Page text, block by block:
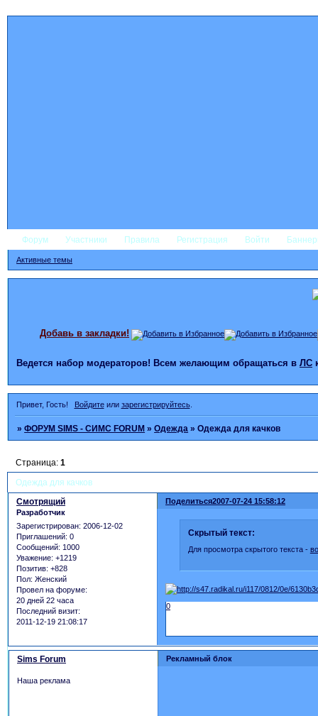
Форум Участники Правила Регистрация Войти
Активные темы
Добавь в закладки!
Ведется набор модераторов! Всем желающим обращаться в ЛС
Привет, Гость! Войдитеили зарегистрируйтесь.
»ФОРУМ SIMS - СИМС FORUM »Одежда »Одежда для качков
Одежда для качков
Страница:1
Поделиться2007-07-24 15:58:12
Смотрящий
Разработчик
Зарегистрирован: 2006-12-02
Приглашений: 0
Сообщений: 1000
Уважение: +1219
Позитив: +828
Пол: Женский
Провел на форуме:
20 дней 22 часа
Последний визит:
2011-12-19 21:08:17
Скрытый текст:
Для просмотра скрытого текста -
0
Рекламный блок
Sims Forum
Наша реклама